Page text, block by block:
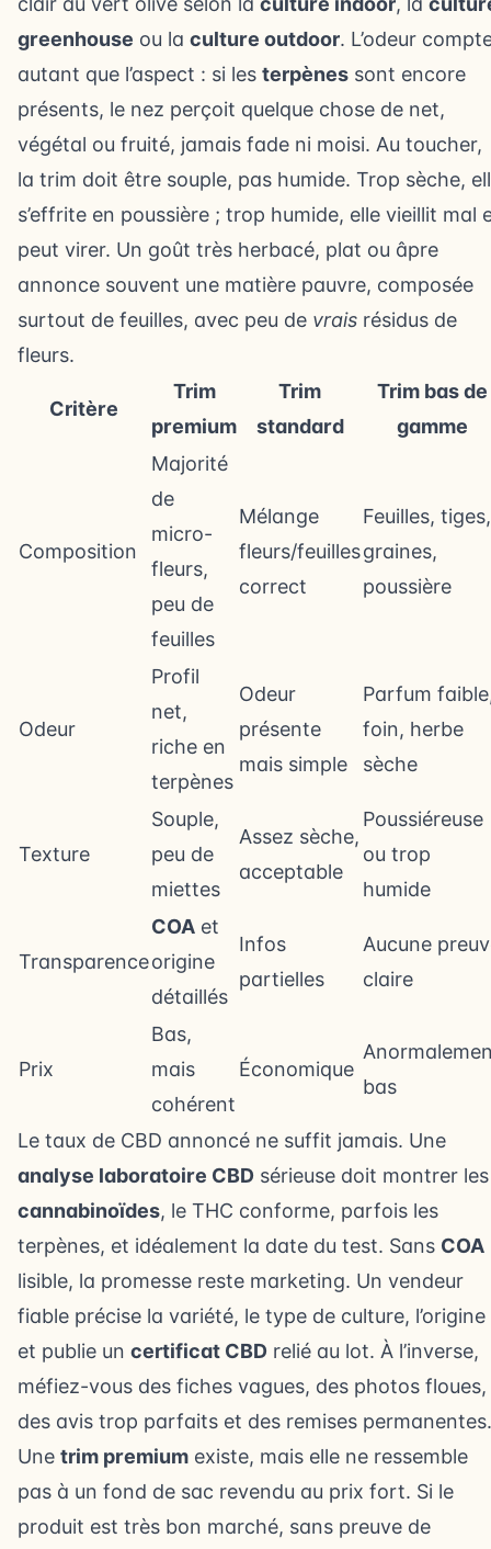
greenhouse ou la culture outdoor. L’odeur
autant que l’aspect : si les terpènes sont encore
présents, le nez perçoit quelque chose de net,
végétal ou fruité, jamais fade ni moisi. Au toucher,
la trim doit être souple, pas humide. Trop sèche,
s’effrite en poussière ; trop humide, elle vieillit mal
peut virer. Un goût très herbacé, plat ou âpre
annonce souvent une matière pauvre, composée
surtout de feuilles, avec peu de vrais résidus de
fleurs.
Critère
Trim
premium
Trim
standard
Trim bas de
gamme
Composition
Majorité
de
micro-
fleurs,
peu de
feuilles
Mélange
fleurs/feuilles
correct
Feuilles, tiges,
graines,
poussière
Odeur
Profil
net,
riche en
terpènes
Odeur
présente
mais simple
Parfum
foin, herbe
sèche
Texture
Souple,
peu de
miettes
Assez sèche,
acceptable
Poussiéreuse
ou trop
humide
Transparence
COA et
origine
détaillés
Infos
partielles
Aucune
claire
Prix
Bas,
mais
cohérent
Économique
bas
Le taux de CBD annoncé ne suffit jamais. Une
analyse laboratoire CBD sérieuse doit montrer les
cannabinoïdes, le THC conforme, parfois les
terpènes, et idéalement la date du test. Sans COA
lisible, la promesse reste marketing. Un vendeur
fiable précise la variété, le type de culture, l’origine
et publie un certificat CBD relié au lot. À l’inverse,
méfiez-vous des fiches vagues, des photos floues,
des avis trop parfaits et des remises permanentes.
Une trim premium existe, mais elle ne ressemble
pas à un fond de sac revendu au prix fort. Si le
produit est très bon marché, sans preuve de